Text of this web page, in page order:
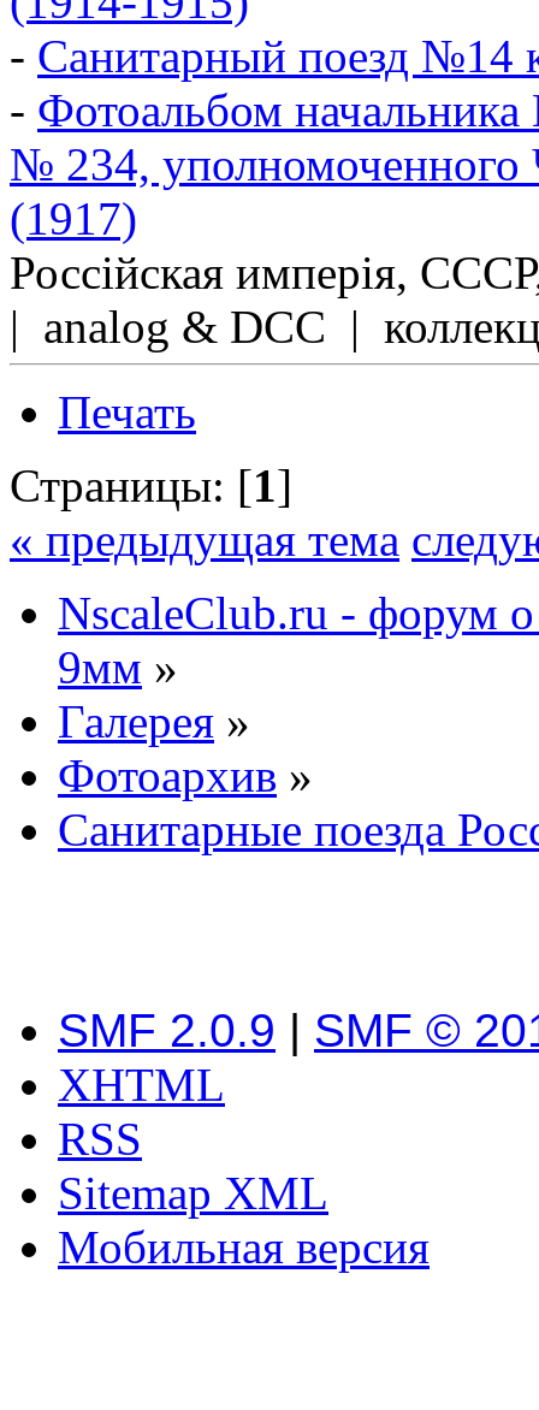
- Санитарный поезд №14
- Фотоальбом
№ 234, уполномоченного
(1917)
Россійская имперія,
| analog & DCC |
Печать
Страницы: [1]
« предыдущая тема
NscaleClub.ru - форум
9мм »
Галерея »
Фотоархив »
Санитарные поезда
SMF 2.0.9 | SMF ©
XHTML
RSS
Sitemap XML
Мобильная версия